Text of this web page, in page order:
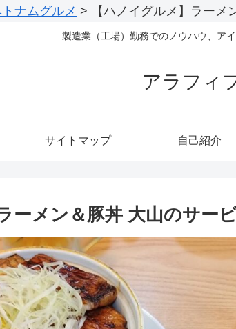
ナムグルメ > 【ハノイグルメ】ラー
製造業（工場）勤務でのノウハウ、ア
アラフィ
サイトマップ 自己紹介
ーメン＆豚丼 大山のサー